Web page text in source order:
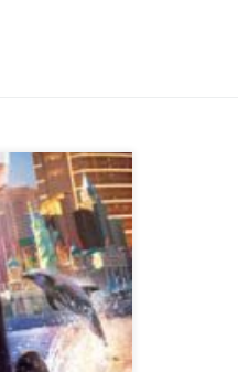
Se trata
que narra
en sus
cines desde el
James)